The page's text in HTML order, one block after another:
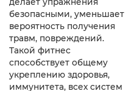
безопасными, уменьшает
вероятность получения
травм, повреждений.
Такой фитнес
способствует общему
укреплению здоровья,
иммунитета, всех систем